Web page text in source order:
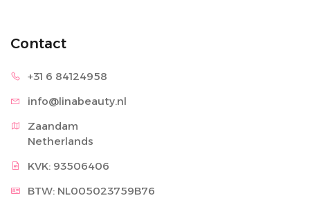
Contact
+31 6 84124958
info@linabeauty.nl
Zaandam
Netherlands
KVK: 93506406
BTW: NL005023759B76